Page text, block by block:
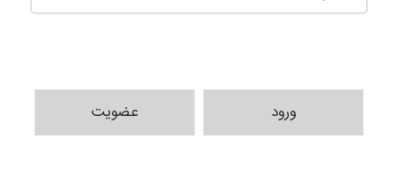
ورود عضویت